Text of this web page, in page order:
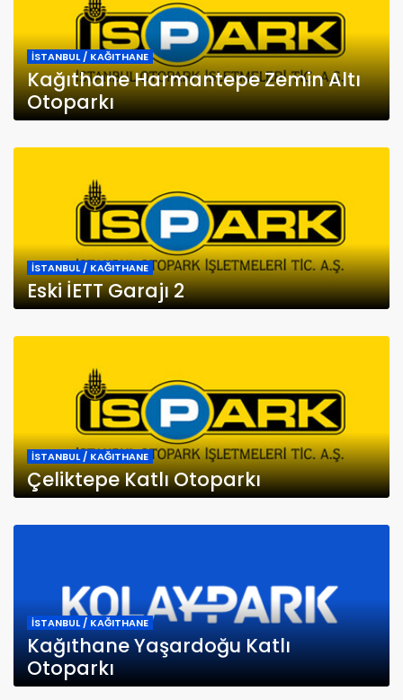
İSTANBUL / KAĞITHANE
Kağıthane Harmantepe Zemin Altı
Otoparkı
İSTANBUL / KAĞITHANE
Eski İETT Garajı 2
İSTANBUL / KAĞITHANE
Çeliktepe Katlı Otoparkı
İSTANBUL / KAĞITHANE
Kağıthane Yaşardoğu Katlı
Otoparkı